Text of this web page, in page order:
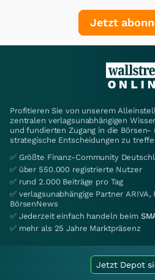
Jetzt
Profitieren Sie von unserem
zentralen verlagsunabhängigen
und fundierten Zugang in die
strategische Entscheidungen zu
✅ Größte Finanz-Community
✅ über 550.000 registrierte Nutzer
✅ rund 2.000 Beiträge pro Tag
✅ verlagsunabhängige Partner
BörsenNews
✅ Jederzeit einfach handeln beim
✅ mehr als 25 Jahre Marktpräsenz
Jetzt Depot